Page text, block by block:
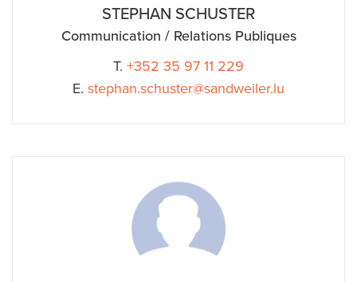
STEPHAN SCHUSTER
Communication / Relations Publiques
T. +352 35 97 11 229
E. stephan.schuster@sandweiler.lu